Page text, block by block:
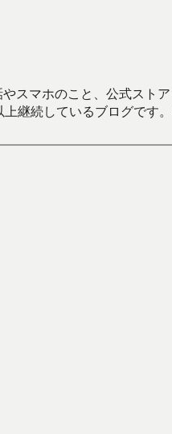
スマホのこと、公式ス
継続しているブログで